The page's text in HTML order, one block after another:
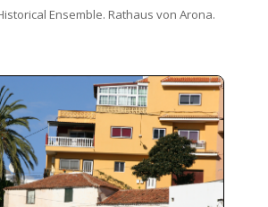
Ensemble. Rathaus von Arona.